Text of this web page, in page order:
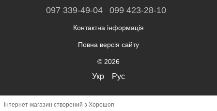
097 339-49-04 099 423-28-10
Контактна інформація
Повна версія сайту
© 2026
Укр Рус
Інтернет-магазин створений з Хорошоп